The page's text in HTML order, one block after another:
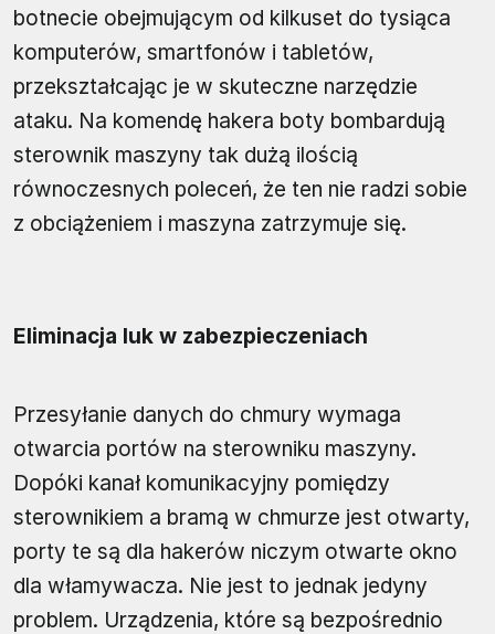
botnecie obejmującym od kilkuset do tysiąca
komputerów, smartfonów i tabletów,
przekształcając je w skuteczne narzędzie
ataku. Na komendę hakera boty bombardują
sterownik maszyny tak dużą ilością
równoczesnych poleceń, że ten nie radzi sobie
z obciążeniem i maszyna zatrzymuje się.
Eliminacja luk w zabezpieczeniach
Przesyłanie danych do chmury wymaga
otwarcia portów na sterowniku maszyny.
Dopóki kanał komunikacyjny pomiędzy
sterownikiem a bramą w chmurze jest otwarty,
porty te są dla hakerów niczym otwarte okno
dla włamywacza. Nie jest to jednak jedyny
problem. Urządzenia, które są bezpośrednio